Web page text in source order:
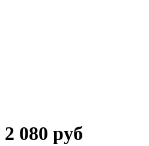
2 080 руб